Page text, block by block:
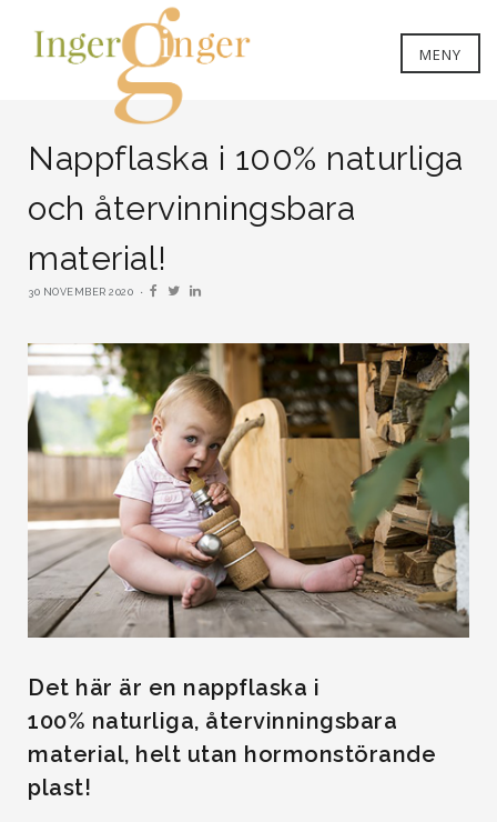
MENY
Nappflaska i 100% naturliga
och återvinningsbara
material!
30 NOVEMBER 2020
Det här är en nappflaska i
100% naturliga, återvinningsbara
material, helt utan hormonstörande
plast!